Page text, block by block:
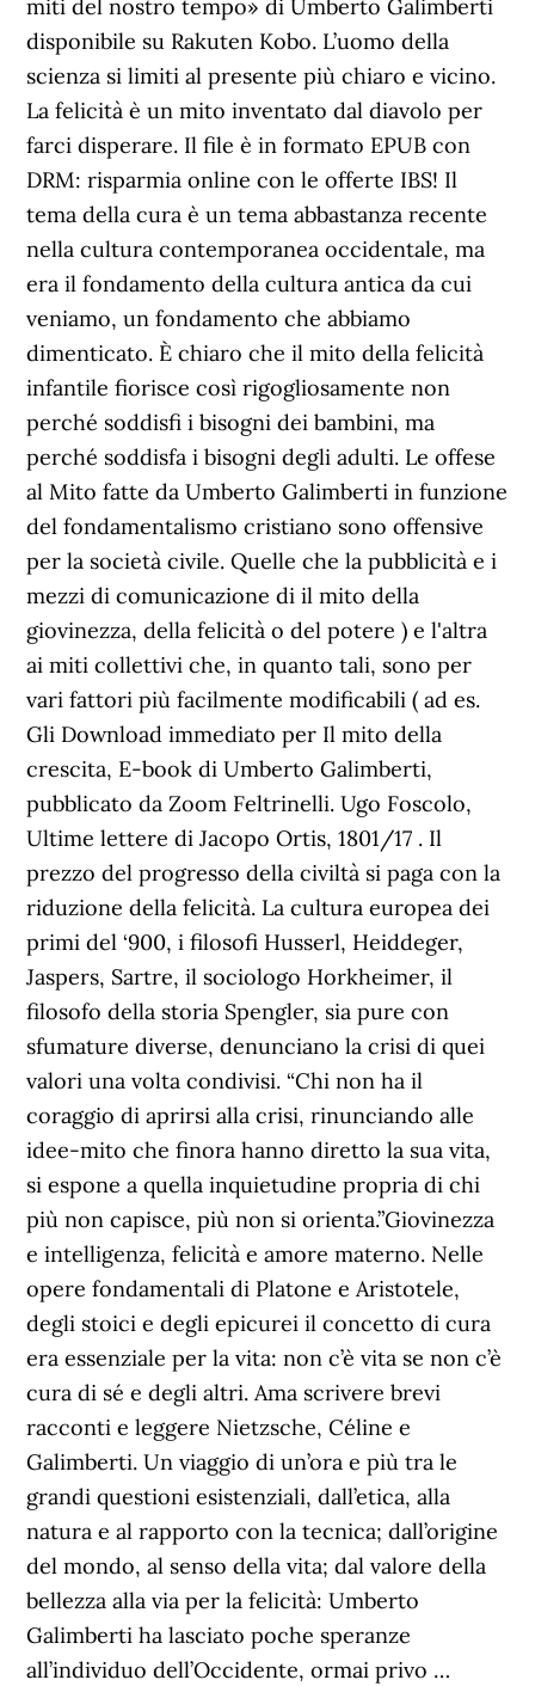
miti del nostro tempo» di Umberto Galimberti
disponibile su Rakuten Kobo. L’uomo della
scienza si limiti al presente più chiaro e vicino.
La felicità è un mito inventato dal diavolo per
farci disperare. Il file è in formato EPUB con
DRM: risparmia online con le offerte IBS! Il
tema della cura è un tema abbastanza recente
nella cultura contemporanea occidentale, ma
era il fondamento della cultura antica da cui
veniamo, un fondamento che abbiamo
dimenticato. È chiaro che il mito della felicità
infantile fiorisce così rigogliosamente non
perché soddisfi i bisogni dei bambini, ma
perché soddisfa i bisogni degli adulti. Le offese
al Mito fatte da Umberto Galimberti in funzione
del fondamentalismo cristiano sono offensive
per la società civile. Quelle che la pubblicità e i
mezzi di comunicazione di il mito della
giovinezza, della felicità o del potere ) e l'altra
ai miti collettivi che, in quanto tali, sono per
vari fattori più facilmente modificabili ( ad es.
Gli Download immediato per Il mito della
crescita, E-book di Umberto Galimberti,
pubblicato da Zoom Feltrinelli. Ugo Foscolo,
Ultime lettere di Jacopo Ortis, 1801/17 . Il
prezzo del progresso della civiltà si paga con la
riduzione della felicità. La cultura europea dei
primi del ‘900, i filosofi Husserl, Heiddeger,
Jaspers, Sartre, il sociologo Horkheimer, il
filosofo della storia Spengler, sia pure con
sfumature diverse, denunciano la crisi di quei
valori una volta condivisi. “Chi non ha il
coraggio di aprirsi alla crisi, rinunciando alle
idee-mito che finora hanno diretto la sua vita,
si espone a quella inquietudine propria di chi
più non capisce, più non si orienta.”Giovinezza
e intelligenza, felicità e amore materno. Nelle
opere fondamentali di Platone e Aristotele,
degli stoici e degli epicurei il concetto di cura
era essenziale per la vita: non c’è vita se non c’è
cura di sé e degli altri. Ama scrivere brevi
racconti e leggere Nietzsche, Céline e
Galimberti. Un viaggio di un’ora e più tra le
grandi questioni esistenziali, dall’etica, alla
natura e al rapporto con la tecnica; dall’origine
del mondo, al senso della vita; dal valore della
bellezza alla via per la felicità: Umberto
Galimberti ha lasciato poche speranze
all’individuo dell’Occidente, ormai privo …